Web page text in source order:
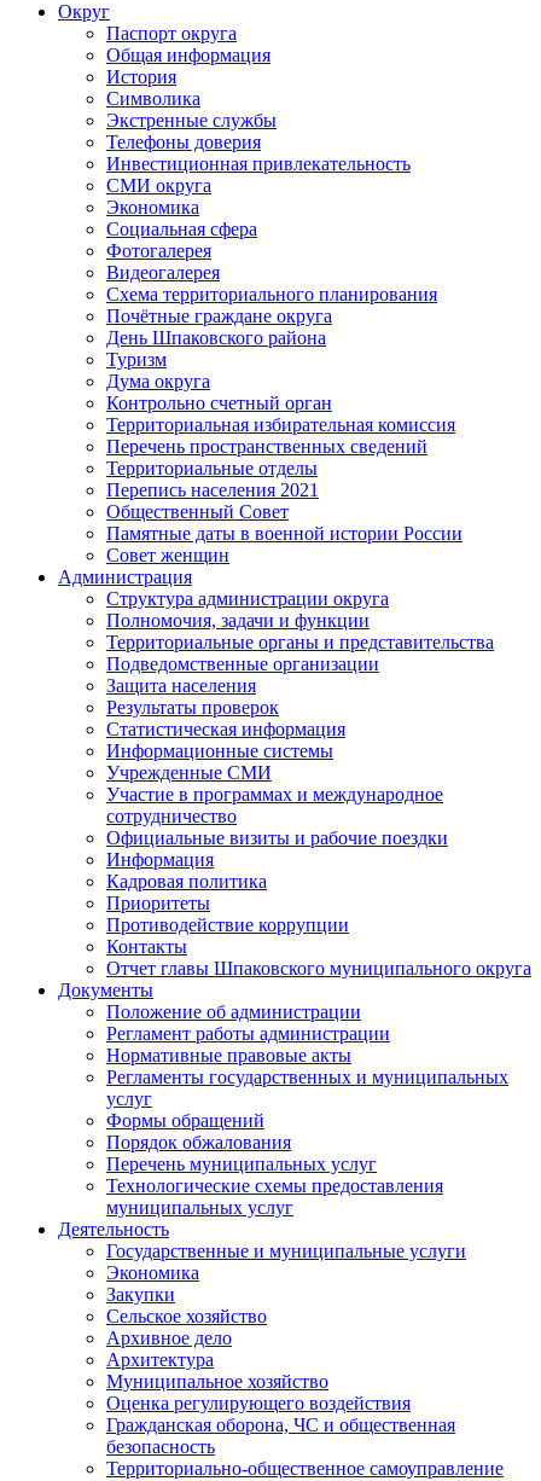
Округ
Паспорт округа
Общая информация
История
Символика
Экстренные службы
Телефоны доверия
Инвестиционная привлекательность
СМИ округа
Экономика
Социальная сфера
Фотогалерея
Видеогалерея
Схема территориального планирования
Почётные граждане округа
День Шпаковского района
Туризм
Дума округа
Контрольно счетный орган
Территориальная избирательная комиссия
Перечень пространственных сведений
Территориальные отделы
Перепись населения 2021
Общественный Совет
Памятные даты в военной истории России
Совет женщин
Администрация
Структура администрации округа
Полномочия, задачи и функции
Территориальные органы и представительства
Подведомственные организации
Защита населения
Результаты проверок
Статистическая информация
Информационные системы
Учрежденные СМИ
Участие в программах и международное
сотрудничество
Официальные визиты и рабочие поездки
Информация
Кадровая политика
Приоритеты
Противодействие коррупции
Контакты
Отчет главы Шпаковского муниципального округа
Документы
Положение об администрации
Регламент работы администрации
Нормативные правовые акты
Регламенты государственных и муниципальных
услуг
Формы обращений
Порядок обжалования
Перечень муниципальных услуг
Технологические схемы предоставления
муниципальных услуг
Деятельность
Государственные и муниципальные услуги
Экономика
Закупки
Сельское хозяйство
Архивное дело
Архитектура
Муниципальное хозяйство
Оценка регулирующего воздействия
Гражданская оборона, ЧС и общественная
безопасность
Территориально-общественное самоуправление